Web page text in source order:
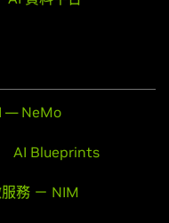
— NeMo
AI Blueprints
務 － NIM